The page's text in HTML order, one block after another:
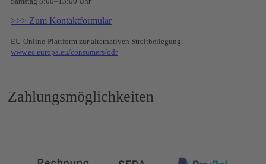
>>> Zum Kontaktformular
EU-Online-Plattform zur alternativen Streitbeilegung:
www.ec.europa.eu/consumers/odr
Zahlungsmöglichkeiten